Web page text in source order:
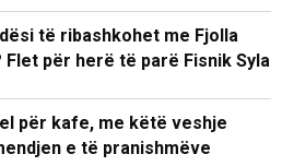
të ribashkohet me Fjolla
Flet për herë të parë Fisnik Syla
për kafe, me këtë veshje
e të pranishmëve